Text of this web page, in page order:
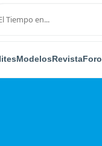
ModelosRevistaForo